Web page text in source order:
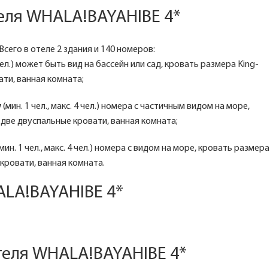
WHALA!BAYAHIBE 4*
в отеле 2 здания и 140 номеров:
может быть вид на бассейн или сад, кровать размера King-
ванная комната;
(мин. 1 чел., макс. 4 чел.) номера с частичным видом на море,
двуспальные кровати, ванная комната;
1 чел., макс. 4 чел.) номера с видом на море, кровать размера
ванная комната.
4*
WHALA!BAYAHIBE 4*